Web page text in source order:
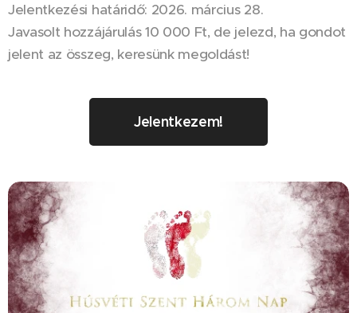
Jelentkezési határidő: 2026. március 28.
Javasolt hozzájárulás 10 000 Ft, de jelezd, ha gondot
jelent az összeg, keresünk megoldást!
Jelentkezem!